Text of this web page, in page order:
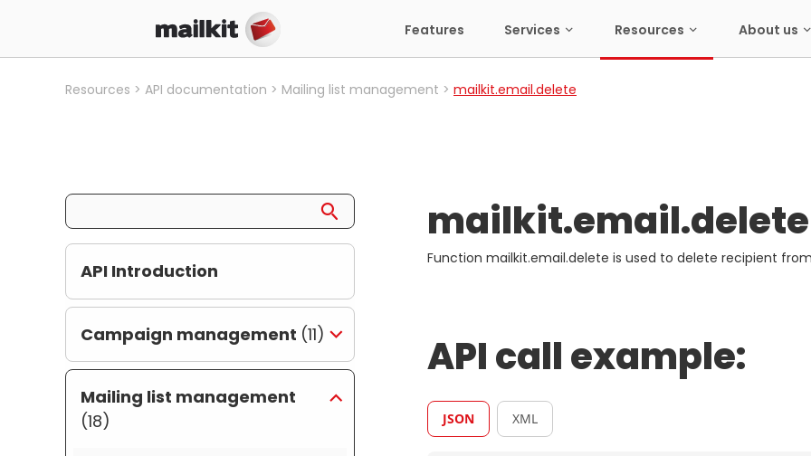
Features Services Resources About us
Resources API documentation Mailing list management mailkit.email.delete
API Introduction
Campaign management (11)
Mailing list management
(18)
mailkit.email.delete
Function mailkit.email.delete is used to delete recipient
API call example:
JSON XML